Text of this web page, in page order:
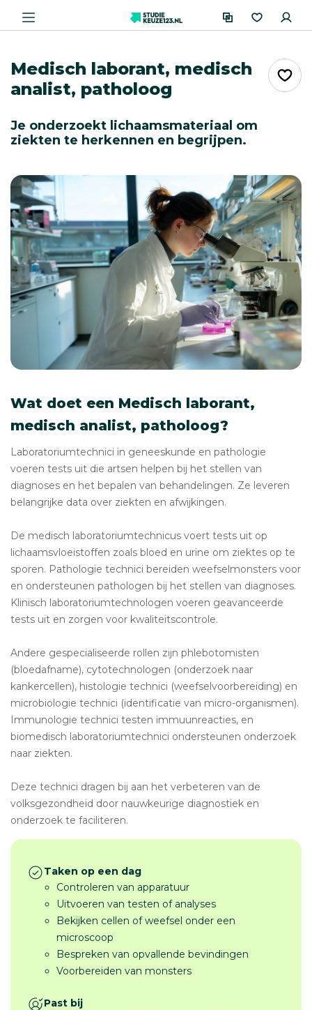
Medisch laborant, medisch
analist, patholoog
Je onderzoekt lichaamsmateriaal om
ziekten te herkennen en begrijpen.
Wat doet een Medisch laborant,
medisch analist, patholoog?
Laboratoriumtechnici in geneeskunde en pathologie
voeren tests uit die artsen helpen bij het stellen van
diagnoses en het bepalen van behandelingen. Ze leveren
belangrijke data over ziekten en afwijkingen.
De medisch laboratoriumtechnicus voert tests uit op
lichaamsvloeistoffen zoals bloed en urine om ziektes op te
sporen. Pathologie technici bereiden weefselmonsters voor
en ondersteunen pathologen bij het stellen van diagnoses.
Klinisch laboratoriumtechnologen voeren geavanceerde
tests uit en zorgen voor kwaliteitscontrole.
Andere gespecialiseerde rollen zijn phlebotomisten
(bloedafname), cytotechnologen (onderzoek naar
kankercellen), histologie technici (weefselvoorbereiding) en
microbiologie technici (identificatie van micro-organismen).
Immunologie technici testen immuunreacties, en
biomedisch laboratoriumtechnici ondersteunen onderzoek
naar ziekten.
Deze technici dragen bij aan het verbeteren van de
volksgezondheid door nauwkeurige diagnostiek en
onderzoek te faciliteren.
Taken op een dag
Controleren van apparatuur
Uitvoeren van testen of analyses
Bekijken cellen of weefsel onder een
microscoop
Bespreken van opvallende bevindingen
Voorbereiden van monsters
Past bij